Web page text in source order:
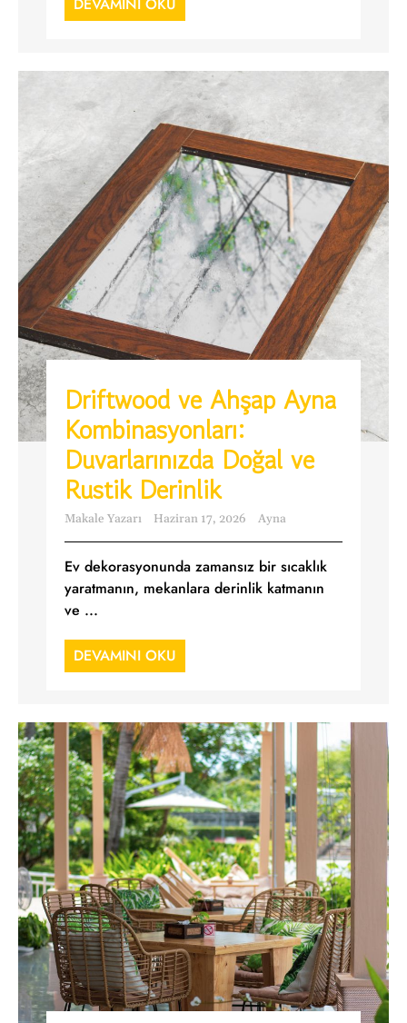
DEVAMINI OKU
Driftwood ve Ahşap Ayna
Kombinasyonları:
Duvarlarınızda Doğal ve
Rustik Derinlik
Makale Yazarı Haziran 17, 2026 Ayna
Ev dekorasyonunda zamansız bir sıcaklık
yaratmanın, mekanlara derinlik katmanın
ve ...
DEVAMINI OKU